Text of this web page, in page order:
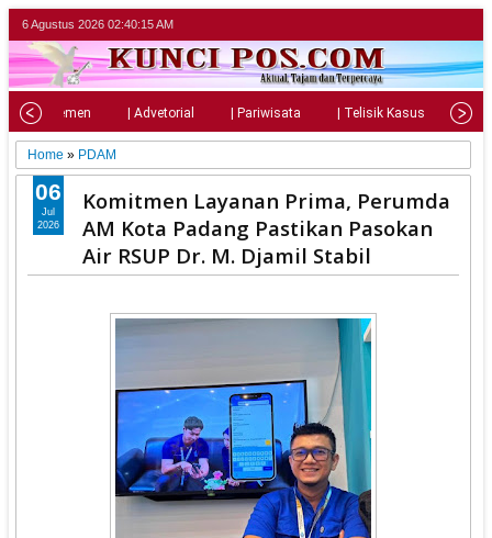
6 Agustus 2026 02:40:17 AM
| Parlemen | Advetorial | Pariwisata | Telisik Kasus |
Home » PDAM
Komitmen Layanan Prima, Perumda
AM Kota Padang Pastikan Pasokan
Air RSUP Dr. M. Djamil Stabil
06
Jul
2026